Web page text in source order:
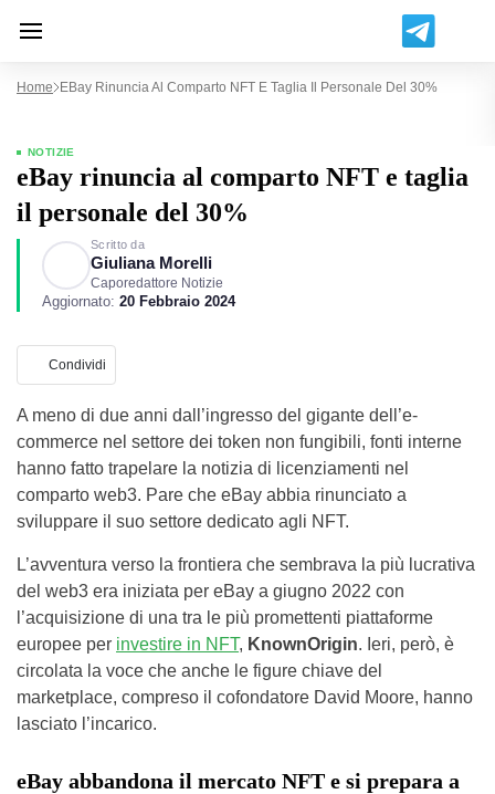
Home EBay Rinuncia Al Comparto NFT E Taglia Il Personale Del 30%
NOTIZIE
eBay rinuncia al comparto NFT e taglia
il personale del 30%
Scritto da
Giuliana Morelli
Caporedattore Notizie
Aggiornato: 20 Febbraio 2024
Condividi
A meno di due anni dall’ingresso del gigante dell’e-
commerce nel settore dei token non fungibili, fonti interne
hanno fatto trapelare la notizia di licenziamenti nel
comparto web3. Pare che eBay abbia rinunciato a
sviluppare il suo settore dedicato agli NFT.
L’avventura verso la frontiera che sembrava la più lucrativa
del web3 era iniziata per eBay a giugno 2022 con
l’acquisizione di una tra le più promettenti piattaforme
europee per investire in NFT, KnownOrigin. Ieri, però, è
circolata la voce che anche le figure chiave del
marketplace, compreso il cofondatore David Moore, hanno
lasciato l’incarico.
eBay abbandona il mercato NFT e si prepara a